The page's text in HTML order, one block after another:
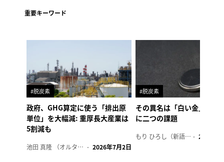
重要キーワード
#脱炭素
政府、GHG算定に使う「排出原
単位」を大幅減: 重厚長大産業は
5割減も
池田 真隆 （オルタナ輪番編集長） 2026年7月2日
#脱炭素
その異名は「白い金」、リ
に二つの課題
もり ひろし（新語ウォッチャー） 2023年7